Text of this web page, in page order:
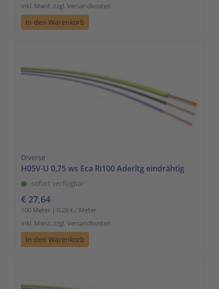
inkl. Mwst. zzgl. Versandkosten
In den Warenkorb
Diverse
H05V-U 0,75 ws Eca Ri100 Aderltg eindrähtig
sofort verfügbar
€ 27,64
100 Meter | 0,28 € / Meter
inkl. Mwst. zzgl. Versandkosten
In den Warenkorb